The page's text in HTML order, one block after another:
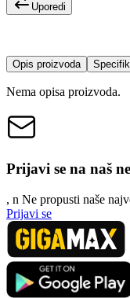
Uporedi
Opis proizvoda
Nema opisa proizvoda.
Prijavi se na naš
, n Ne propusti naše
Prijavi se